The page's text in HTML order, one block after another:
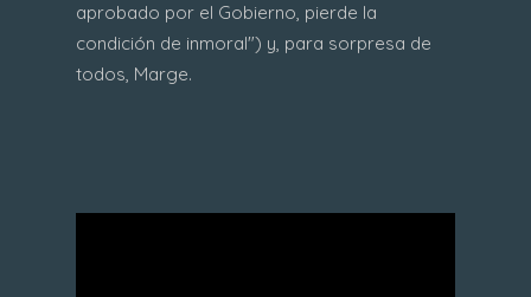
aprobado por el Gobierno, pierde la
condición de inmoral") y, para sorpresa de
todos, Marge.